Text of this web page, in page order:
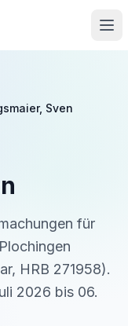
Sven
für
Plochingen
, HRB 271958).
2026 bis 06.